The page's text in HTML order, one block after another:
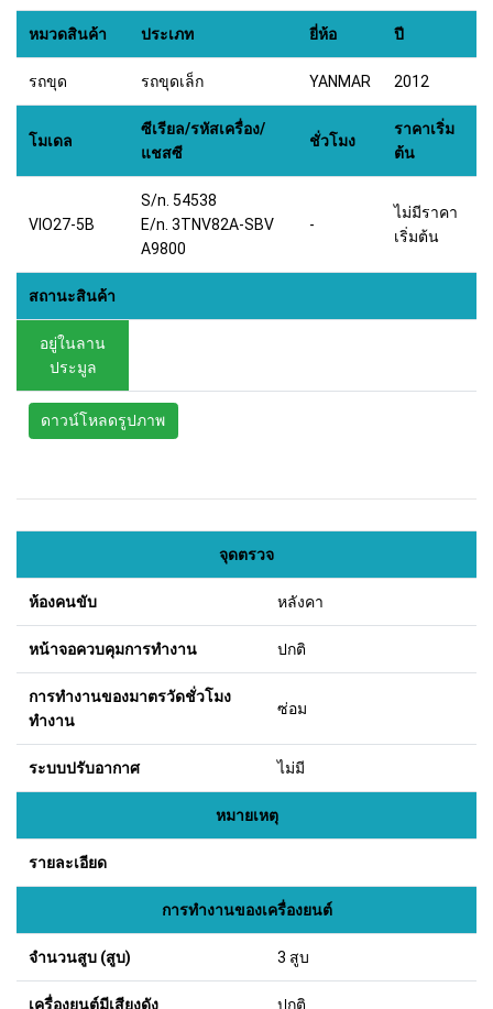
หมวดสินค้า ประเภท ยี่ห้อ ปี
รถขุด รถขุดเล็ก YANMAR 2012
โมเดล
ซีเรียล/รหัสเครื่อง/
แชสซี
ชั่วโมง
ราคาเริ่ม
ต้น
VIO27-5B
S/n. 54538
E/n. 3TNV82A-SBV
A9800
-
ไม่มีราคา
เริ่มต้น
สถานะสินค้า
อยู่ในลาน
ประมูล
ดาวน์โหลดรูปภาพ
จุดตรวจ
ห้องคนขับ หลังคา
หน้าจอควบคุมการทำงาน ปกติ
การทำงานของมาตรวัดชั่วโมง
ทำงาน
ซ่อม
ระบบปรับอากาศ ไม่มี
หมายเหตุ
รายละเอียด
การทำงานของเครื่องยนต์
จำนวนสูบ (สูบ) 3 สูบ
เครื่องยนต์มีเสียงดัง ปกติ